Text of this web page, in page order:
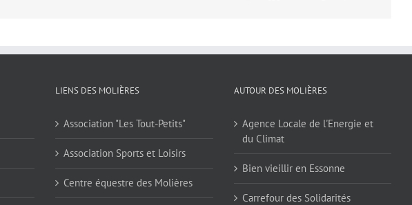
LIENS DES MOLIÈRES
Association "Les Tout-Petits"
Association Sports et Loisirs
Centre équestre des Molières
AUTOUR DES MOLIÈRES
Agence Locale de l'Energie et
du Climat
Bien vieillir en Essonne
Carrefour des Solidarités